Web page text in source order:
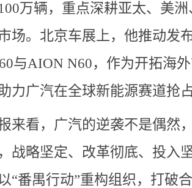
万辆，重点深耕亚太、美
场。北京车展上，他推动发
与AION N60，作为开拓海
力广汽在全球新能源赛道抢
来看，广汽的逆袭不是偶然
战略坚定、改革彻底、投入
“番禺行动”重构组织，打破